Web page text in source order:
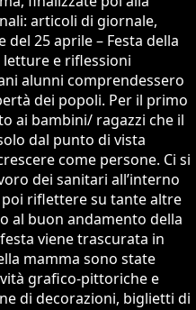
articoli di giornale,
25 aprile – Festa della
letture e riflessioni
alunni comprendessero
dei popoli. Per il primo
ai bambini/ ragazzi che il
dal punto di vista
come persone. Ci si
dei sanitari all’interno
poi riflettere su tante altre
al buon andamento della
viene trascurata in
mamma sono state
grafico-pittoriche e
di decorazioni, biglietti di